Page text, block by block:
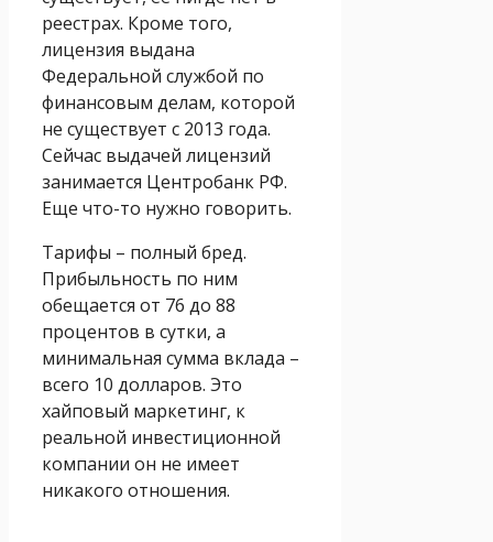
реестрах. Кроме того,
лицензия выдана
Федеральной службой по
финансовым делам, которой
не существует с 2013 года.
Сейчас выдачей лицензий
занимается Центробанк РФ.
Еще что-то нужно говорить.
Тарифы – полный бред.
Прибыльность по ним
обещается от 76 до 88
процентов в сутки, а
минимальная сумма вклада –
всего 10 долларов. Это
хайповый маркетинг, к
реальной инвестиционной
компании он не имеет
никакого отношения.